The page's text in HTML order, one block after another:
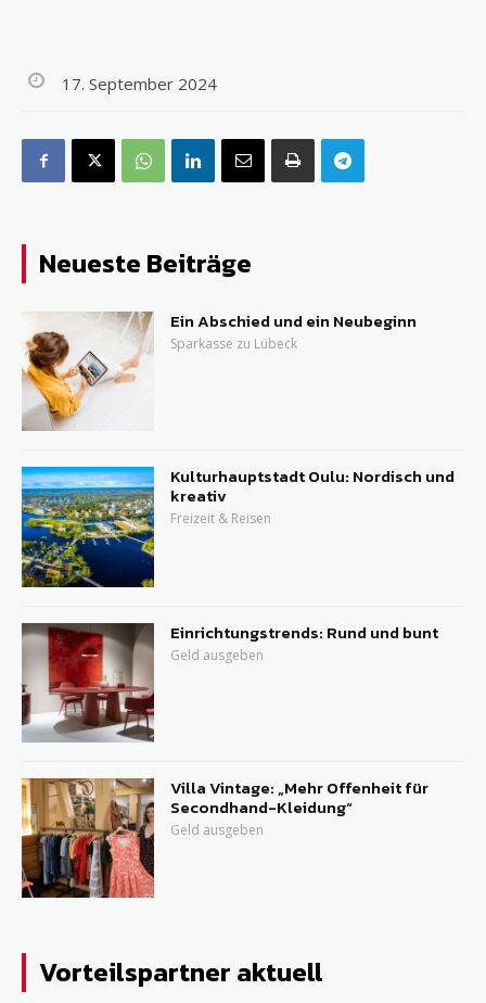
17. September 2024
Neueste Beiträge
Ein Abschied und ein Neubeginn
Sparkasse zu Lübeck
Kulturhauptstadt Oulu: Nordisch und
kreativ
Freizeit & Reisen
Einrichtungstrends: Rund und bunt
Geld ausgeben
Villa Vintage: „Mehr Offenheit für
Secondhand-Kleidung“
Geld ausgeben
Vorteilspartner aktuell